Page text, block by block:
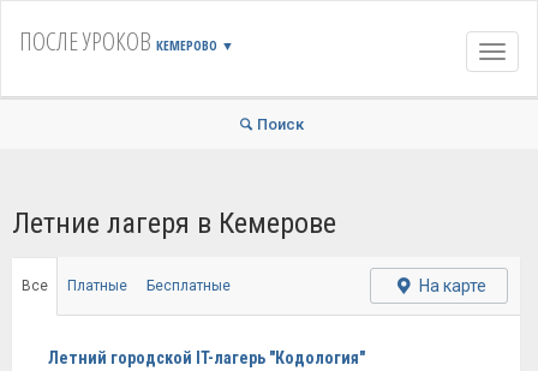
ПОСЛЕ УРОКОВ КЕМЕРОВО ▼
Поиск
Летние лагеря в Кемерове
Все Платные Бесплатные На карте
Летний городской IT-лагерь "Кодология"